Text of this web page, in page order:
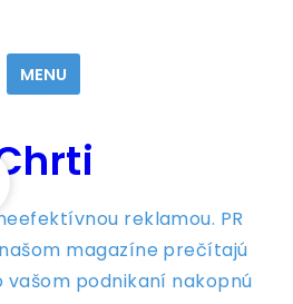
MENU
reklamou. PR
magazíne prečítajú
vašom podnikaní nakopnú